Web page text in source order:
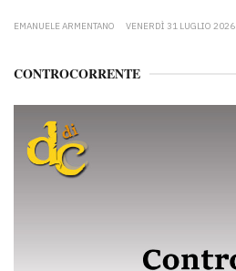
EMANUELE ARMENTANO VENERDÌ 31 LUGLIO 2026
CONTROCORRENTE